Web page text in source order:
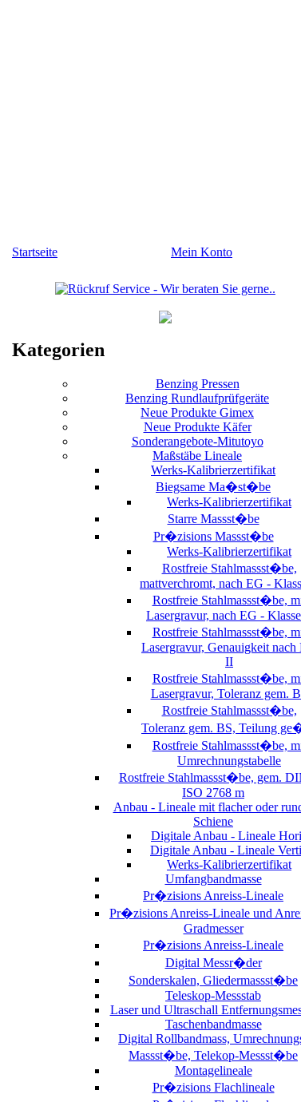
Startseite Mein Konto
Kategorien
Benzing Pressen
Benzing Rundlaufprüfgeräte
Neue Produkte Gimex
Neue Produkte Käfer
Sonderangebote-Mitutoyo
Maßstäbe Lineale
Werks-Kalibrierzertifikat
Biegsame Ma�st�be
Werks-Kalibrierzertifikat
Starre Massst�be
Pr�zisions Massst�be
Werks-Kalibrierzertifikat
Rostfreie Stahlmassst�be,
mattverchromt, nach EG -
Rostfreie Stahlmassst�be,
Lasergravur, nach EG -
Rostfreie Stahlmassst�be,
Lasergravur, Genauigkeit nach
II
Rostfreie Stahlmassst�be,
Lasergravur, Toleranz gem.
Rostfreie Stahlmassst�be,
Toleranz gem. BS, Teilung
Rostfreie Stahlmassst�be,
Umrechnungstabelle
Rostfreie Stahlmassst�be, gem.
ISO 2768 m
Anbau - Lineale mit flacher oder
Schiene
Digitale Anbau - Lineale
Digitale Anbau - Lineale
Werks-Kalibrierzertifikat
Umfangbandmasse
Pr�zisions Anreiss-Lineale
Pr�zisions Anreiss-Lineale und
Gradmesser
Pr�zisions Anreiss-Lineale
Digital Messr�der
Sonderskalen, Gliedermassst�be
Teleskop-Messstab
Laser und Ultraschall
Taschenbandmasse
Digital Rollbandmass,
Massst�be, Telekop-Messst�be
Montagelineale
Pr�zisions Flachlineale